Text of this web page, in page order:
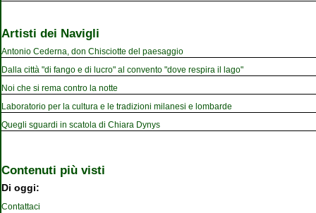
Artisti dei Navigli
Antonio Cederna, don Chisciotte del paesaggio
Dalla città "di fango e di lucro" al convento "dove respira il lago"
Noi che si rema contro la notte
Laboratorio per la cultura e le tradizioni milanesi e lombarde
Quegli sguardi in scatola di Chiara Dynys
Contenuti più visti
Di oggi:
Contattaci